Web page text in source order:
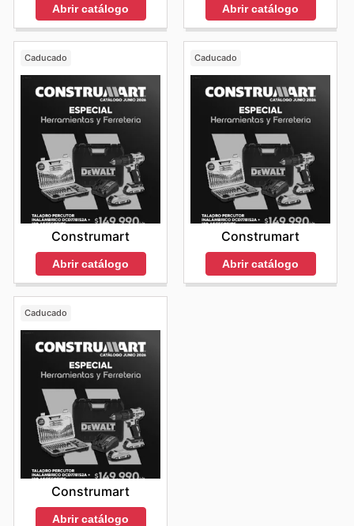
Abrir catálogo Abrir catálogo
Caducado
Construmart
Abrir catálogo
Caducado
Construmart
Abrir catálogo
Caducado
Construmart
Abrir catálogo